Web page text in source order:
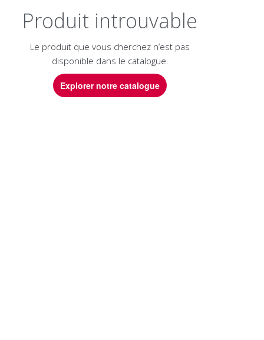
Produit introuvable
Le produit que vous cherchez n’est pas
disponible dans le catalogue.
Explorer notre catalogue